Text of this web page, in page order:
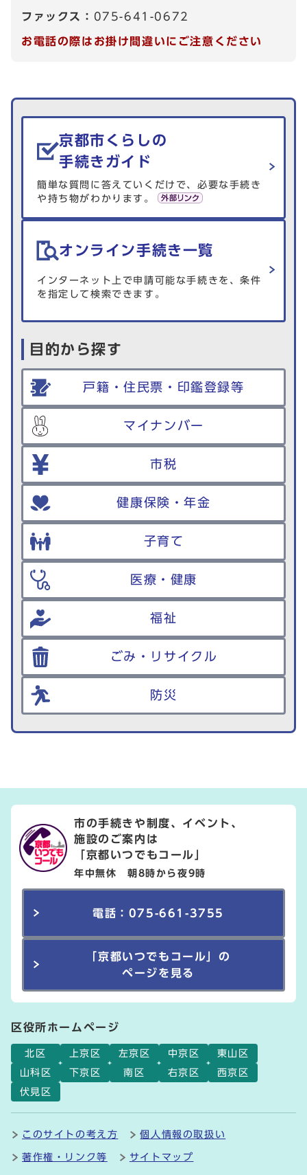
ファックス： 075-641-0672
お電話の際はお掛け間違いにご注意ください
生活情報を探す
京都市くらしの
手続きガイド
簡単な質問に答えていくだけで、必要な手続き
や持ち物がわかります。
オンライン手続き一覧
インターネット上で申請可能な手続きを、条件
を指定して検索できます。
目的から探す
戸籍・住民票・印鑑登録等
マイナンバー
市税
健康保険・年金
子育て
医療・健康
福祉
ごみ・リサイクル
防災
市の手続きや制度、イベント、
施設のご案内は
「京都いつでもコール」
年中無休 朝8時から夜9時
電話：075-661-3755
「京都いつでもコール」の
ページを見る
区役所ホームページ
北区 上京区 左京区 中京区
東山区
山科区
下京区 南区 右京区
西京区
伏見区
このサイトの考え方 個人情報の取扱い
著作権・リンク等 サイトマップ